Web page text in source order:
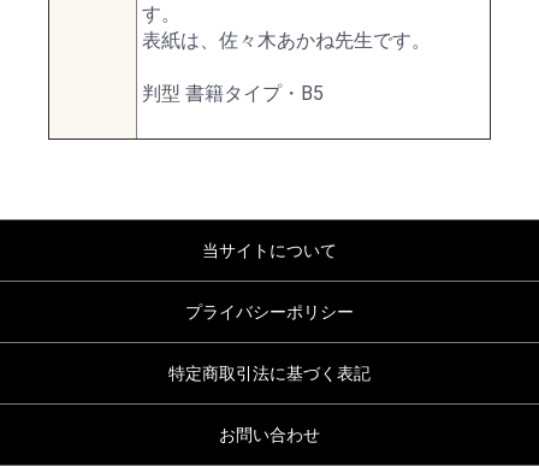
す。
表紙は、佐々木あかね先生です。
判型 書籍タイプ・B5
当サイトについて
プライバシーポリシー
特定商取引法に基づく表記
お問い合わせ